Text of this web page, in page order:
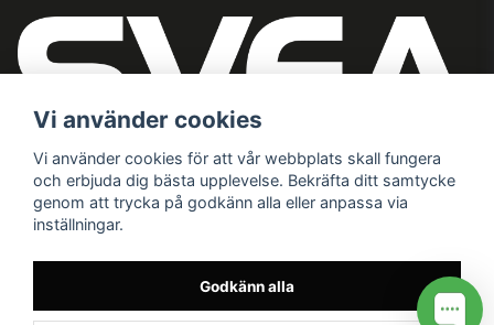
Vi använder cookies
Vi använder cookies för att vår webbplats skall fungera
och erbjuda dig bästa upplevelse. Bekräfta ditt samtycke
genom att trycka på godkänn alla eller anpassa via
inställningar.
Godkänn alla